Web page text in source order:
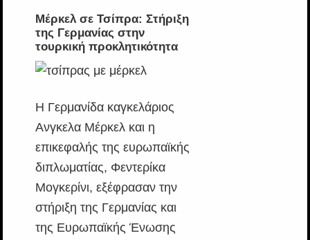
Μέρκελ σε Τσίπρα: Στήριξη
της Γερμανίας στην
τουρκική προκλητικότητα
Η Γερμανίδα καγκελάριος
Ανγκελα Μέρκελ και η
επικεφαλής της ευρωπαϊκής
διπλωματίας, Φεντερίκα
Μογκερίνι, εξέφρασαν την
στήριξη της Γερμανίας και
της Ευρωπαϊκής Ένωσης